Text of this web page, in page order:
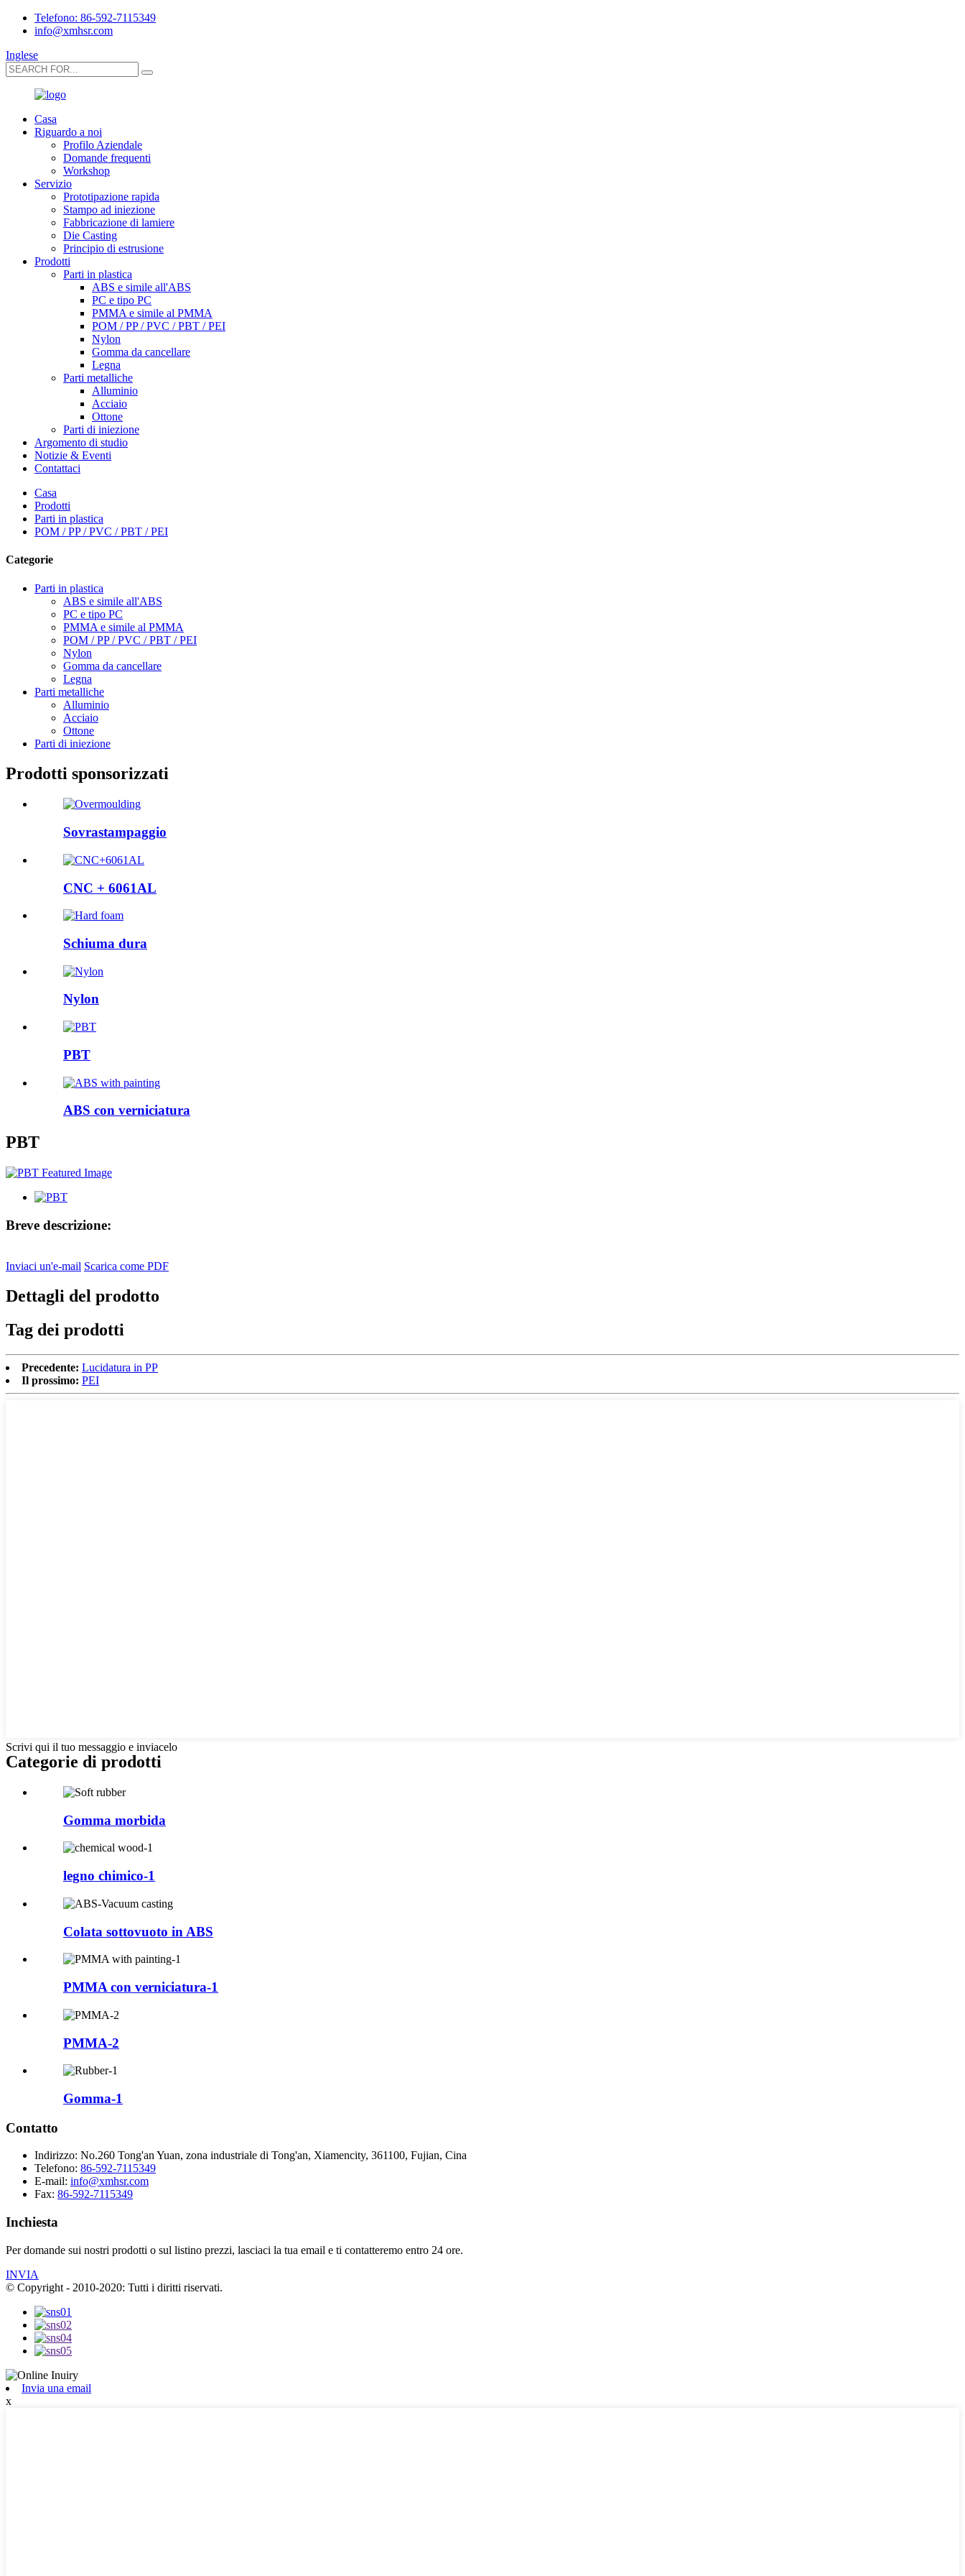
Telefono: 86-592-7115349
info@xmhsr.com
Inglese
Casa
Riguardo a noi
Profilo Aziendale
Domande frequenti
Workshop
Servizio
Prototipazione rapida
Stampo ad iniezione
Fabbricazione di lamiere
Die Casting
Principio di estrusione
Prodotti
Parti in plastica
ABS e simile all'ABS
PC e tipo PC
PMMA e simile al PMMA
POM / PP / PVC / PBT / PEI
Nylon
Gomma da cancellare
Legna
Parti metalliche
Alluminio
Acciaio
Ottone
Parti di iniezione
Argomento di studio
Notizie & Eventi
Contattaci
Casa
Prodotti
Parti in plastica
POM / PP / PVC / PBT / PEI
Categorie
Parti in plastica
ABS e simile all'ABS
PC e tipo PC
PMMA e simile al PMMA
POM / PP / PVC / PBT / PEI
Nylon
Gomma da cancellare
Legna
Parti metalliche
Alluminio
Acciaio
Ottone
Parti di iniezione
Prodotti sponsorizzati
Sovrastampaggio
CNC + 6061AL
Schiuma dura
Nylon
PBT
ABS con verniciatura
PBT
Breve descrizione:
Inviaci un'e-mail Scarica come PDF
Dettagli del prodotto
Tag dei prodotti
Precedente: Lucidatura in PP
Il prossimo: PEI
Scrivi qui il tuo messaggio e inviacelo
Categorie di prodotti
Gomma morbida
legno chimico-1
Colata sottovuoto in ABS
PMMA con verniciatura-1
PMMA-2
Gomma-1
Contatto
Indirizzo: No.260 Tong'an Yuan, zona industriale di Tong'an, Xiamencity, 361100, Fujian, Cina
Telefono: 86-592-7115349
E-mail: info@xmhsr.com
Fax: 86-592-7115349
Inchiesta
Per domande sui nostri prodotti o sul listino prezzi, lasciaci la tua email e ti contatteremo entro 24 ore.
INVIA
© Copyright - 2010-2020: Tutti i diritti riservati.
Invia una email
x